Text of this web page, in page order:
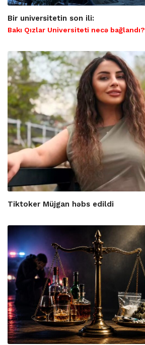
Bir universitetin son ili:
Bakı Qızlar Universiteti necə bağlandı?
Tiktoker Müjgan həbs edildi